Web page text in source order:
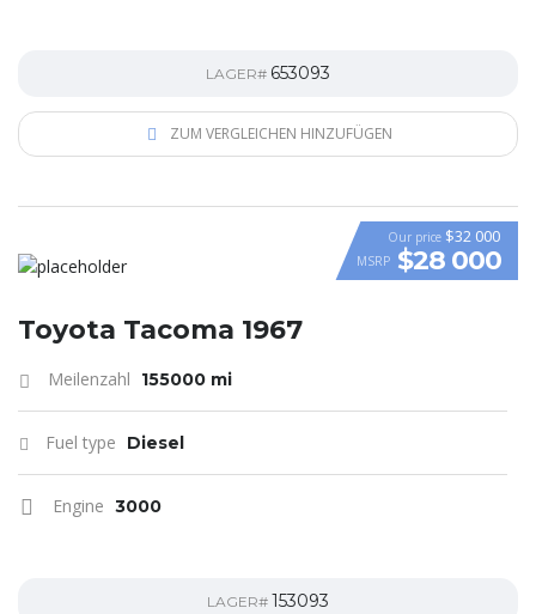
LAGER# 653093
ZUM VERGLEICHEN HINZUFÜGEN
Our price $32 000
MSRP $28 000
Toyota Tacoma 1967
Meilenzahl 155000 mi
Fuel type Diesel
Engine 3000
LAGER# 153093